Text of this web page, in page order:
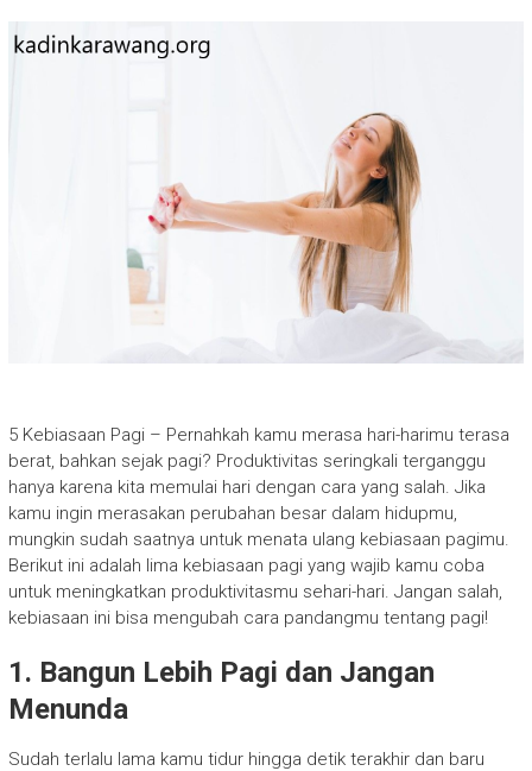
5 Kebiasaan Pagi – Pernahkah kamu merasa hari-harimu terasa
berat, bahkan sejak pagi? Produktivitas seringkali terganggu
hanya karena kita memulai hari dengan cara yang salah. Jika
kamu ingin merasakan perubahan besar dalam hidupmu,
mungkin sudah saatnya untuk menata ulang kebiasaan pagimu.
Berikut ini adalah lima kebiasaan pagi yang wajib kamu coba
untuk meningkatkan produktivitasmu sehari-hari. Jangan salah,
kebiasaan ini bisa mengubah cara pandangmu tentang pagi!
1. Bangun Lebih Pagi dan Jangan
Menunda
Sudah terlalu lama kamu tidur hingga detik terakhir dan baru